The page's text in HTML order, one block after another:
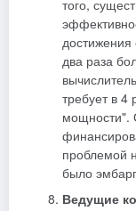
того,
достижения
два раза
требует в 4
мощности".
проблемой
было
Ведущие